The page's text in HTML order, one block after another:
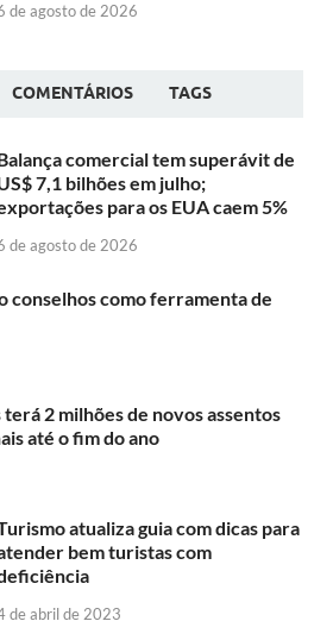
de agosto de 2026
COMENTÁRIOS TAGS
comercial tem superávit de
7,1 bilhões em julho;
para os EUA caem 5%
de agosto de 2026
conselhos como ferramenta de
2 milhões de novos assentos
até o fim do ano
atualiza guia com dicas para
bem turistas com
de abril de 2023